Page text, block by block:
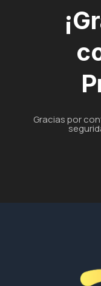
Gracias por